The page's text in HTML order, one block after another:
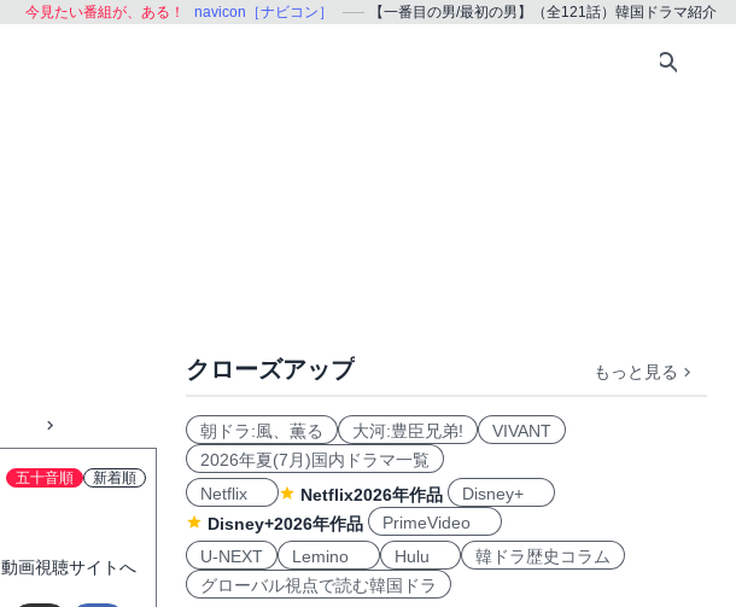
今見たい番組が、ある！ navicon［ナビコン］ 【一番目の男/最初の男】（全121話）韓国ドラマ紹介
五十音順 新着順
動画視聴サイトへ
クローズアップ もっと見る
朝ドラ:風、薫る 大河:豊臣兄弟!
VIVANT
2026年夏(7月)国内ドラマ一覧
Netflix
Netflix2026年作品
Disney+
Disney+2026年作品
PrimeVideo
U-NEXT
Lemino Hulu
韓ドラ歴史コラム
グローバル視点で読む韓国ドラ